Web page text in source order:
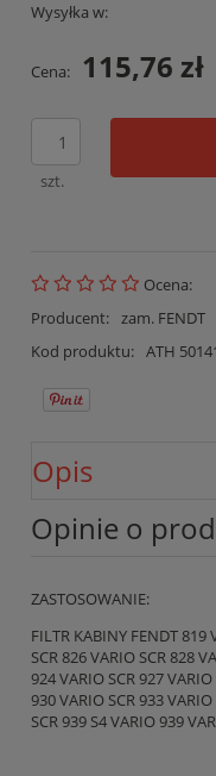
Wysyłka w:
Cena: 115,76 zł
szt.
Ocena:
Producent: zam. FENDT
Kod produktu: ATH
Opis
Opinie o
ZASTOSOWANIE:
FILTR KABINY FENDT 819
SCR 826 VARIO SCR 828
924 VARIO SCR 927
930 VARIO SCR 933
SCR 939 S4 VARIO 939